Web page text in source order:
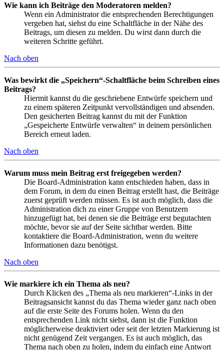
Wie kann ich Beiträge den Moderatoren melden?
Wenn ein Administrator die entsprechenden Berechtigungen
vergeben hat, siehst du eine Schaltfläche in der Nähe des
Beitrags, um diesen zu melden. Du wirst dann durch die
weiteren Schritte geführt.
Nach oben
Was bewirkt die „Speichern“-Schaltfläche beim Schreiben eines
Beitrags?
Hiermit kannst du die geschriebene Entwürfe speichern und
zu einem späteren Zeitpunkt vervollständigen und absenden.
Den gesicherten Beitrag kannst du mit der Funktion
„Gespeicherte Entwürfe verwalten“ in deinem persönlichen
Bereich erneut laden.
Nach oben
Warum muss mein Beitrag erst freigegeben werden?
Die Board-Administration kann entschieden haben, dass in
dem Forum, in dem du einen Beitrag erstellt hast, die Beiträge
zuerst geprüft werden müssen. Es ist auch möglich, dass die
Administration dich zu einer Gruppe von Benutzern
hinzugefügt hat, bei denen sie die Beiträge erst begutachten
möchte, bevor sie auf der Seite sichtbar werden. Bitte
kontaktiere die Board-Administration, wenn du weitere
Informationen dazu benötigst.
Nach oben
Wie markiere ich ein Thema als neu?
Durch Klicken des „Thema als neu markieren“-Links in der
Beitragsansicht kannst du das Thema wieder ganz nach oben
auf die erste Seite des Forums holen. Wenn du den
entsprechenden Link nicht siehst, dann ist die Funktion
möglicherweise deaktiviert oder seit der letzten Markierung ist
nicht genügend Zeit vergangen. Es ist auch möglich, das
Thema nach oben zu holen, indem du einfach eine Antwort